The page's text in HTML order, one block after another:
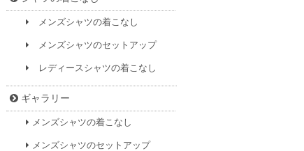
メンズシャツの着こなし
メンズシャツのセットアップ
レディースシャツの着こなし
ギャラリー
メンズシャツの着こなし
メンズシャツのセットアップ